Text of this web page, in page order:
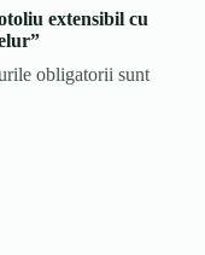
extensibil cu
obligatorii sunt